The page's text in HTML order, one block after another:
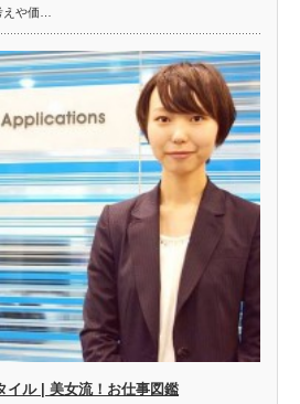
や価…
イル | 美女流！お仕事図鑑